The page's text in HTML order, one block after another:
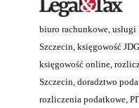
biuro rachunkowe,
Szczecin, księgowość
księgowość online,
Szczecin, doradztwo
rozliczenia podatkowe,